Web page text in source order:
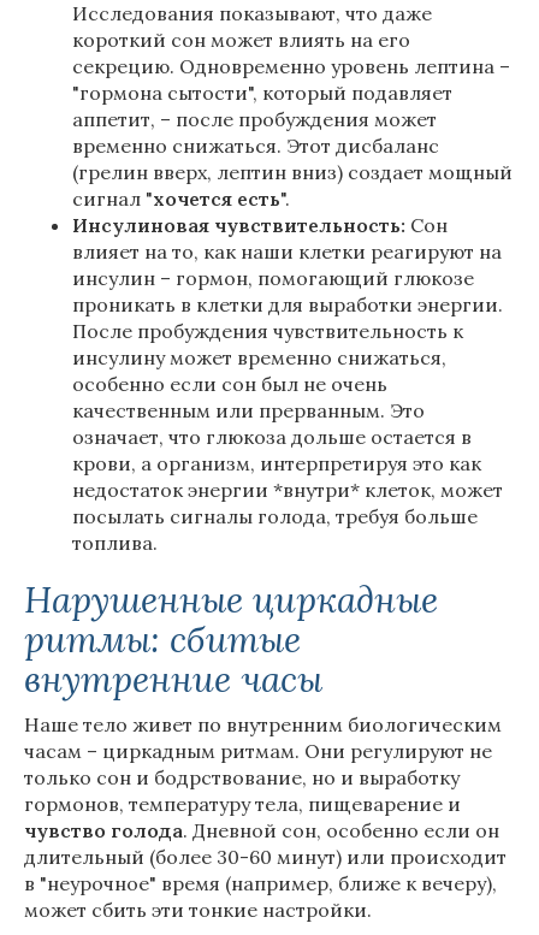
Исследования показывают, что даже
короткий сон может влиять на его
секрецию. Одновременно уровень лептина –
"гормона сытости", который подавляет
аппетит, – после пробуждения может
временно снижаться. Этот дисбаланс
(грелин вверх, лептин вниз) создает мощный
сигнал "хочется есть".
Инсулиновая чувствительность: Сон
влияет на то, как наши клетки реагируют на
инсулин – гормон, помогающий глюкозе
проникать в клетки для выработки энергии.
После пробуждения чувствительность к
инсулину может временно снижаться,
особенно если сон был не очень
качественным или прерванным. Это
означает, что глюкоза дольше остается в
крови, а организм, интерпретируя это как
недостаток энергии *внутри* клеток, может
посылать сигналы голода, требуя больше
топлива.
Нарушенные циркадные
ритмы: сбитые
внутренние часы
Наше тело живет по внутренним биологическим
часам – циркадным ритмам. Они регулируют не
только сон и бодрствование, но и выработку
гормонов, температуру тела, пищеварение и
чувство голода. Дневной сон, особенно если он
длительный (более 30-60 минут) или происходит
в "неурочное" время (например, ближе к вечеру),
может сбить эти тонкие настройки.